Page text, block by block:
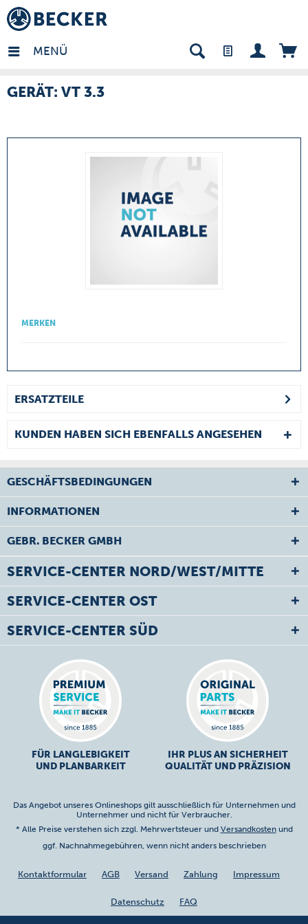
MENÜ
- DE
GERÄT: VT 3.3
MERKEN
ERSATZTEILE
KUNDEN HABEN SICH EBENFALLS ANGESEHEN
GESCHÄFTSBEDINGUNGEN
INFORMATIONEN
GEBR. BECKER GMBH
SERVICE-CENTER NORD/WEST/MITTE
SERVICE-CENTER OST
SERVICE-CENTER SÜD
FÜR LANGLEBIGKEIT
UND PLANBARKEIT
IHR PLUS AN SICHERHEIT
QUALITÄT UND PRÄZISION
Das Angebot unseres Onlineshops gilt ausschließlich für Unternehmen und
Unternehmer und nicht für Verbraucher.
* Alle Preise verstehen sich zzgl. Mehrwertsteuer und Versandkostenund
ggf. Nachnahmegebühren, wenn nicht anders beschrieben
Kontaktformular AGB Versand Zahlung Impressum
Datenschutz FAQ